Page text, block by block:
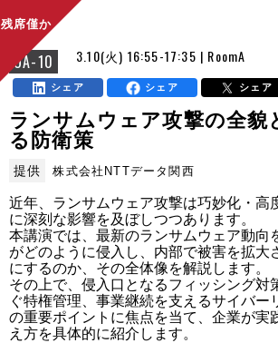
OA-10 3.10(火) 16:55-17:35 | RoomA
シェア シェア シェア
残席僅か
ランサムウェア攻撃の全貌
る防衛策
提供 株式会社NTTデータ関西
近年、ランサムウェア攻撃は巧妙化・高
に深刻な影響を及ぼしつつあります。
本講演では、最新のランサムウェア動向
がどのように侵入し、内部で被害を拡大
にするのか、その全体像を解説します。
その上で、侵入口となるフィッシング対
ぐ特権管理、事業継続を支えるサイバー
の重要ポイントに焦点を当て、企業が実
え方を具体的に紹介します。